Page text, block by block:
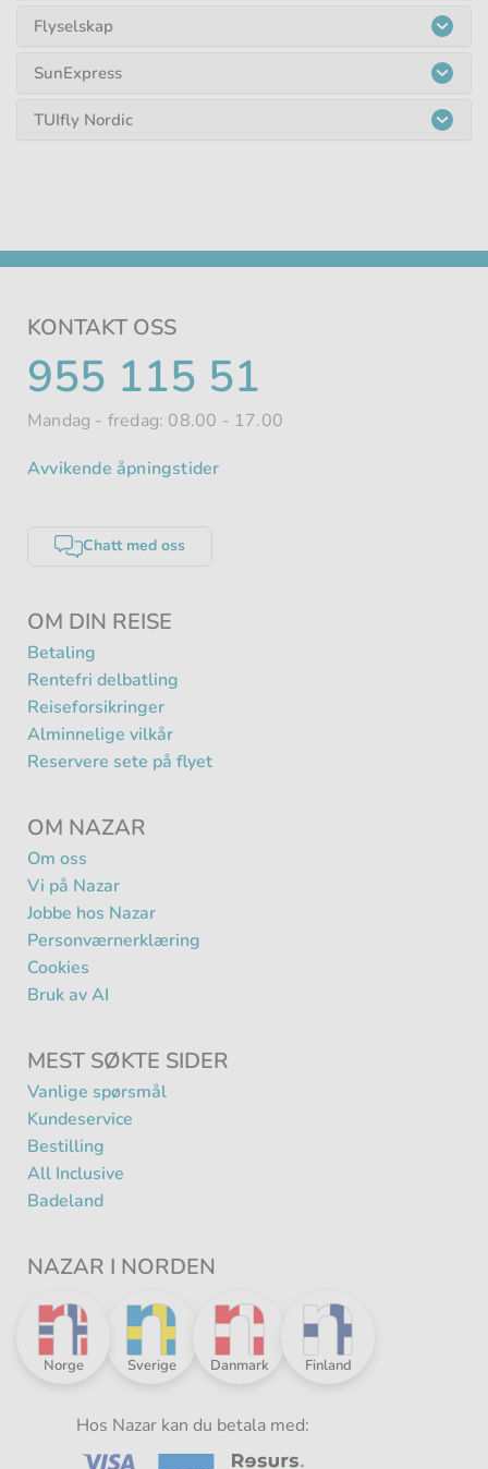
Flyselskap
SunExpress
TUIfly Nordic
OM DIN REISE
Betaling
Rentefri delbatling
Reiseforsikringer
Alminnelige vilkår
Reservere sete på flyet
OM NAZAR
Om oss
Vi på Nazar
Jobbe hos Nazar
Personværnerklæring
Cookies
Bruk av AI
MEST SØKTE SIDER
Vanlige spørsmål
Kundeservice
Bestilling
All Inclusive
Badeland
KONTAKT OSS
TELEFONNUMMER
955 115 51
Mandag - fredag: 08.00 - 17.00
Avvikende åpningstider
Chatt med oss
NAZAR I NORDEN
Nazar
-
Sverige
Nazar
-
Danmark
Nazar
-
Finland
Nazar
Norge
Hos Nazar kan du betala med: